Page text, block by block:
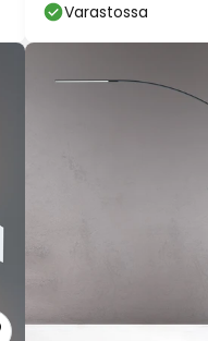
Varastossa